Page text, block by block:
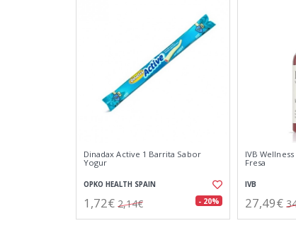
Dinadax Active 1 Barrita Sabor
Yogur
OPKO HEALTH SPAIN
1,72€ 2,14€ - 20%
IVB
Fresa
IVB
27,49€